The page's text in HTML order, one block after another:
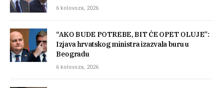
6 kolovoza, 2026
“AKO BUDE POTREBE, BIT ĆE OPET OLUJE”:
Izjava hrvatskog ministra izazvala buru u
Beogradu
6 kolovoza, 2026